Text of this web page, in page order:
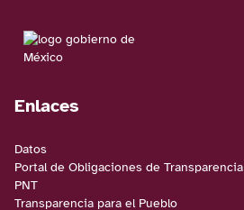
Enlaces
Datos
Portal de Obligaciones de Transparencia
PNT
Transparencia para el Pueblo